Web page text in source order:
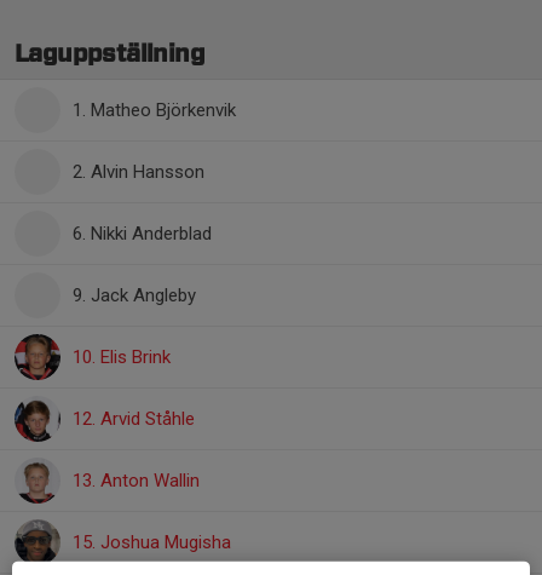
Laguppställning
1. Matheo Björkenvik
2. Alvin Hansson
6. Nikki Anderblad
9. Jack Angleby
10. Elis Brink
12. Arvid Ståhle
13. Anton Wallin
15. Joshua Mugisha